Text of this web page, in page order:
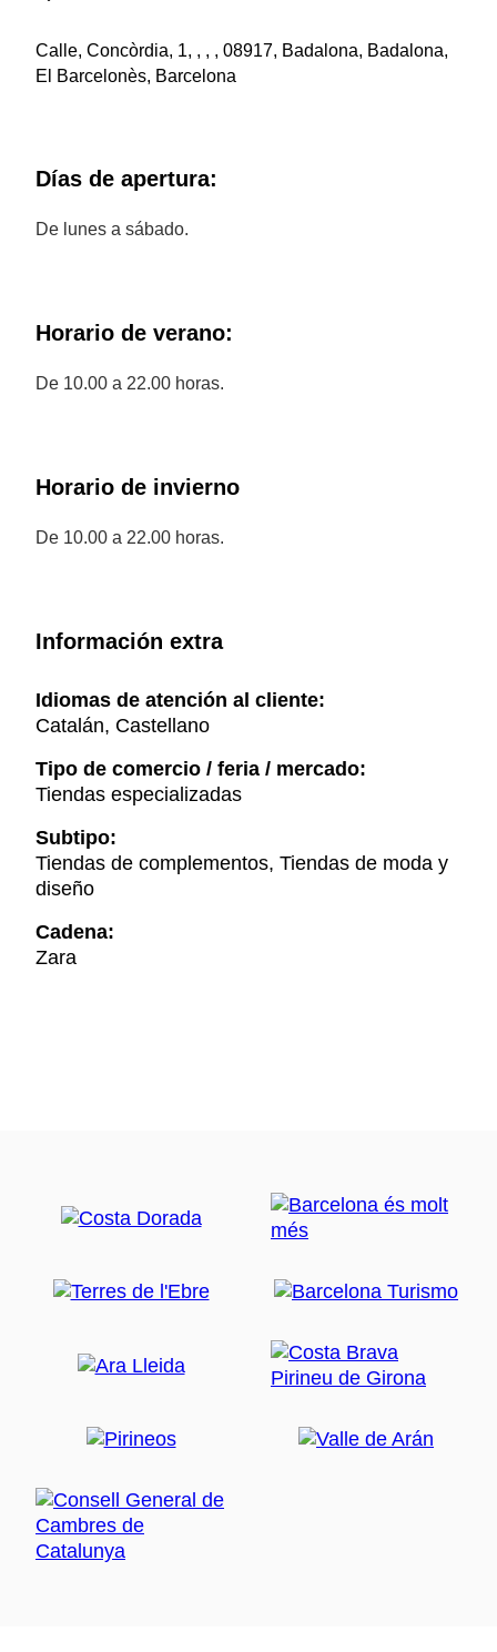
Calle, Concòrdia, 1, , , , 08917, Badalona, Badalona,
El Barcelonès, Barcelona
Días de apertura:
De lunes a sábado.
Horario de verano:
De 10.00 a 22.00 horas.
Horario de invierno
De 10.00 a 22.00 horas.
Información extra
Idiomas de atención al cliente:
Catalán, Castellano
Tipo de comercio / feria / mercado:
Tiendas especializadas
Subtipo:
Tiendas de complementos, Tiendas de moda y
diseño
Cadena:
Zara